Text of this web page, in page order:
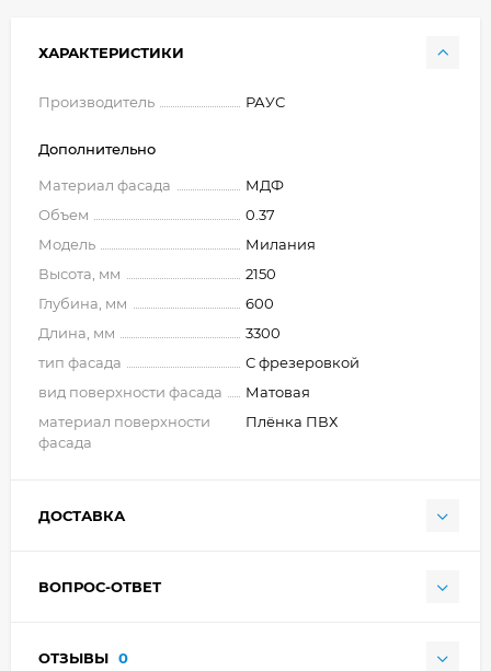
ХАРАКТЕРИСТИКИ
Производитель РАУС
Дополнительно
Материал фасада
МДФ
Объем
0.37
Модель
Милания
Высота, мм
2150
Глубина, мм
600
Длина, мм
3300
тип фасада
С фрезеровкой
вид поверхности фасада
Матовая
материал поверхности
фасада
Плёнка ПВХ
ДОСТАВКА
ВОПРОС-ОТВЕТ
ОТЗЫВЫ 0